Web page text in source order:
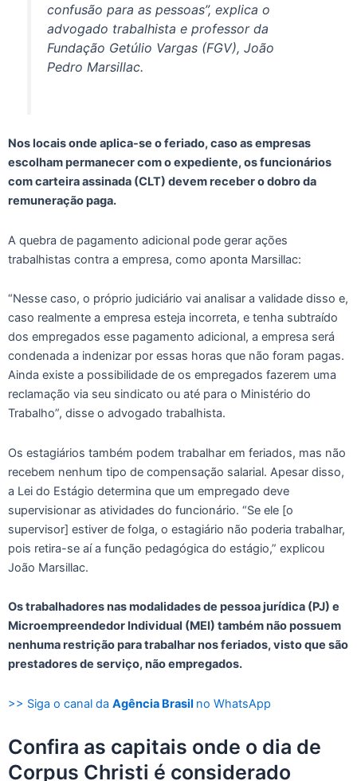
confusão para as pessoas”, explica o
advogado trabalhista e professor da
Fundação Getúlio Vargas (FGV), João
Pedro Marsillac.
Nos locais onde aplica-se o feriado, caso as empresas
escolham permanecer com o expediente, os funcionários
com carteira assinada (CLT) devem receber o dobro da
remuneração paga.
A quebra de pagamento adicional pode gerar ações
trabalhistas contra a empresa, como aponta Marsillac:
“Nesse caso, o próprio judiciário vai analisar a validade disso e,
caso realmente a empresa esteja incorreta, e tenha subtraído
dos empregados esse pagamento adicional, a empresa será
condenada a indenizar por essas horas que não foram pagas.
Ainda existe a possibilidade de os empregados fazerem uma
reclamação via seu sindicato ou até para o Ministério do
Trabalho”, disse o advogado trabalhista.
Os estagiários também podem trabalhar em feriados, mas não
recebem nenhum tipo de compensação salarial. Apesar disso,
a Lei do Estágio determina que um empregado deve
supervisionar as atividades do funcionário. “Se ele [o
supervisor] estiver de folga, o estagiário não poderia trabalhar,
pois retira-se aí a função pedagógica do estágio,” explicou
João Marsillac.
Os trabalhadores nas modalidades de pessoa jurídica (PJ) e
Microempreendedor Individual (MEI) também não possuem
nenhuma restrição para trabalhar nos feriados, visto que são
prestadores de serviço, não empregados.
>> Siga o canal da Agência Brasil no WhatsApp
Confira as capitais onde o dia de
Corpus Christi é considerado